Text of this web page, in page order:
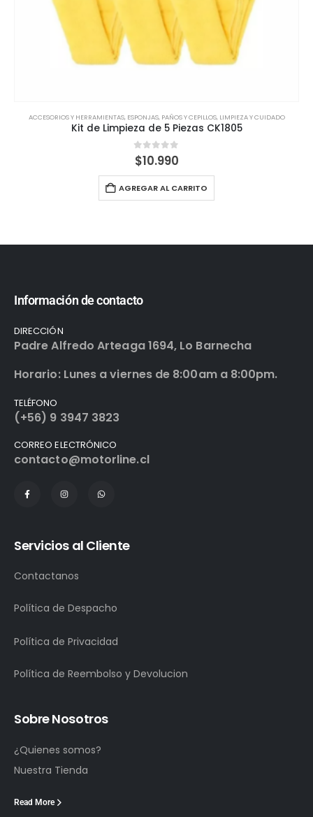
ACCESORIOS Y HERRAMIENTAS, ESPONJAS, PAÑOS Y CEPILLOS, LIMPIEZA Y CUIDADO
Kit de Limpieza de 5 Piezas CK1805
0out of 5
$10.990
AGREGAR AL CARRITO
Información de contacto
DIRECCIÓN
Padre Alfredo Arteaga 1694, Lo Barnecha
Horario: Lunes a viernes de 8:00am a 8:00pm.
TELÉFONO
(+56) 9 3947 3823
CORREO ELECTRÓNICO
contacto@motorline.cl
Servicios al Cliente
Contactanos
Política de Despacho
Política de Privacidad
Política de Reembolso y Devolucion
Sobre Nosotros
¿Quienes somos?
Nuestra Tienda
Read More